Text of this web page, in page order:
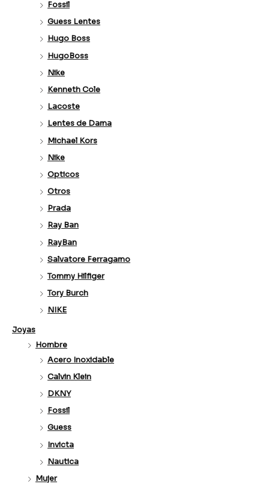
Fossil
Guess Lentes
Hugo Boss
HugoBoss
Nike
Kenneth Cole
Lacoste
Lentes de Dama
Michael Kors
Nike
Opticos
Otros
Prada
Ray Ban
RayBan
Salvatore Ferragamo
Tommy Hilfiger
Tory Burch
NIKE
Joyas
Hombre
Acero Inoxidable
Calvin Klein
DKNY
Fossil
Guess
Invicta
Nautica
Mujer